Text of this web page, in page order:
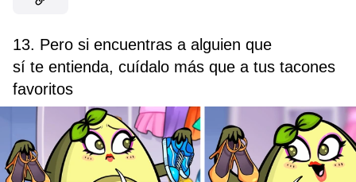
13. Pero si encuentras a alguien que
sí te entienda, cuídalo más que a tus tacones
favoritos